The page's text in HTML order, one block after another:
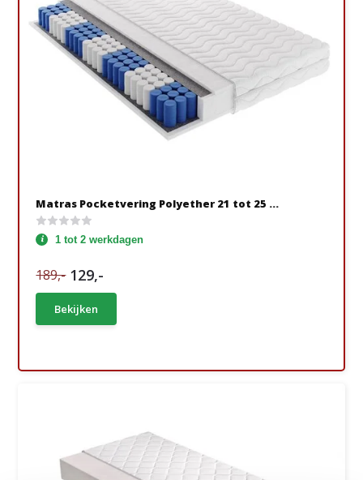
Matras Pocketvering Polyether 21 tot 25 ...
1 tot 2 werkdagen
189,- 129,-
Bekijken